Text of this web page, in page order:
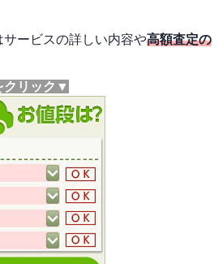
ービスの詳しい内容や高額査定の
クリック▼